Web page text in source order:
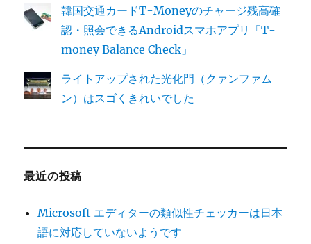
韓国交通カードT-Moneyのチャージ残高確
認・照会できるAndroidスマホアプリ「T-
money Balance Check」
ライトアップされた光化門（クァンファム
ン）はスゴくきれいでした
最近の投稿
Microsoft エディターの類似性チェッカーは日本
語に対応していないようです